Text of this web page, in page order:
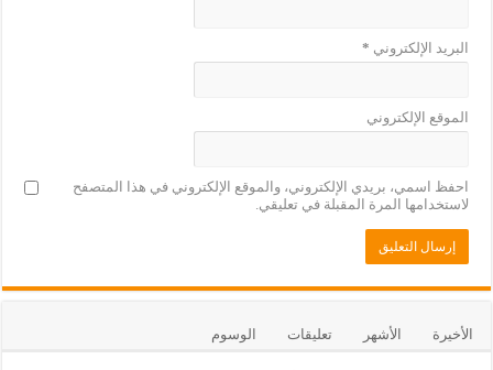
البريد الإلكتروني *
الموقع الإلكتروني
احفظ اسمي، بريدي الإلكتروني، والموقع الإلكتروني في هذا المتصفح
لاستخدامها المرة المقبلة في تعليقي.
الأخيرة الأشهر تعليقات الوسوم